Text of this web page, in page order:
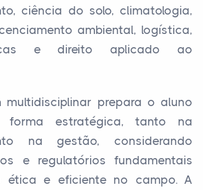
ciência do solo, climatologia,
ambiental, logística,
e direito aplicado ao
multidisciplinar prepara o aluno
estratégica, tanto na
na gestão, considerando
e regulatórios fundamentais
e eficiente no campo. A